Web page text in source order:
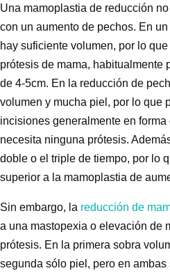
Una mamoplastia de reducción
con un aumento de pechos. En un
hay suficiente volumen, por lo
prótesis de mama, habitualmente
de 4-5cm. En la reducción de
volumen y mucha piel, por lo que
incisiones generalmente en
necesita ninguna prótesis.
doble o el triple de tiempo, por lo
superior a la mamoplastia de
Sin embargo, la reducción de
a una mastopexia o elevación de
prótesis. En la primera sobra
segunda sólo piel, pero en